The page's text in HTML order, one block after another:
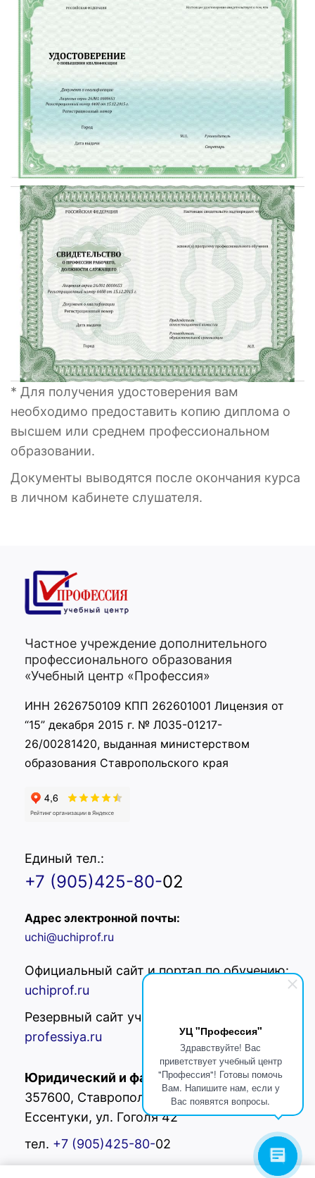
УЦ "Профессия"
Здравствуйте! Вас
приветствует учебный центр
"Профессия"! Готовы помочь
Вам. Напишите нам, если у
Вас появятся вопросы.
* Для получения удостоверения вам
необходимо предоставить копию диплома о
высшем или среднем профессиональном
образовании.
Документы выводятся после окончания курса
в личном кабинете слушателя.
Частное учреждение дополнительного
профессионального образования
«Учебный центр «Профессия»
ИНН 2626750109 КПП 262601001 Лицензия от
“15” декабря 2015 г. № Л035-01217-
26/00281420, выданная министерством
образования Ставропольского края
Единый тел.:
+7 (905)425-80-02
Адрес электронной почты:
uchi@uchiprof.ru
Официальный сайт и портал по обучению:
uchiprof.ru
Резервный сайт учреждения:
professiya.ru
Юридический и фактический адрес:РФ,
357600, Ставропольский край, г.
Ессентуки, ул. Гоголя 42
тел. +7 (905)425-80-02